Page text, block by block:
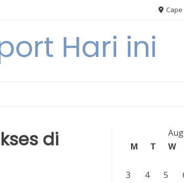
Hari ini
di
M
T W
3
4 5